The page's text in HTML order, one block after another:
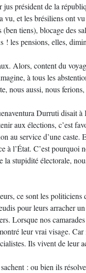
président de la
vu, et les brésiliens ont
tiens), blocage des
! les pensions, elles,
Alors, content du
à tous les
nous aussi, nous
Durruti disait
aux élections, c’est
au service d’une
à l’État. C’est pourquoi
la stupidité électorale,
ce sont les
pour leurs arracher
Lorsque nos
leur vrai visage.
Ils vivent de leur
: ou bien ils